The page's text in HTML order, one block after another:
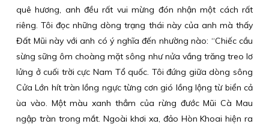
quê hương, anh đều rất vui mừng đón nhận một cách rất
riêng. Tôi đọc những dòng trạng thái này của anh mà thấy
Đất Mũi này với anh có ý nghĩa đến nhường nào: “Chiếc cầu
sừng sững ôm choàng mặt sông như nửa vầng trăng treo lơ
lửng ở cuối trời cực Nam Tổ quốc. Tôi đứng giữa dòng sông
Cửa Lớn hít tràn lồng ngực từng cơn gió lồng lộng từ biển cả
ùa vào. Một màu xanh thẳm của rừng đước Mũi Cà Mau
ngập tràn trong mắt. Ngoài khơi xa, đảo Hòn Khoai hiện ra